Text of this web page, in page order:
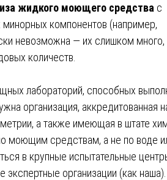
жидкого моющего средства с
компонентов (например,
невозможна — их слишком много,
количеств.
лабораторий, способных
организация, аккредитованная
а также имеющая в штате
моющим средствам, а не по воде
в крупные испытательные
организации (как наша).